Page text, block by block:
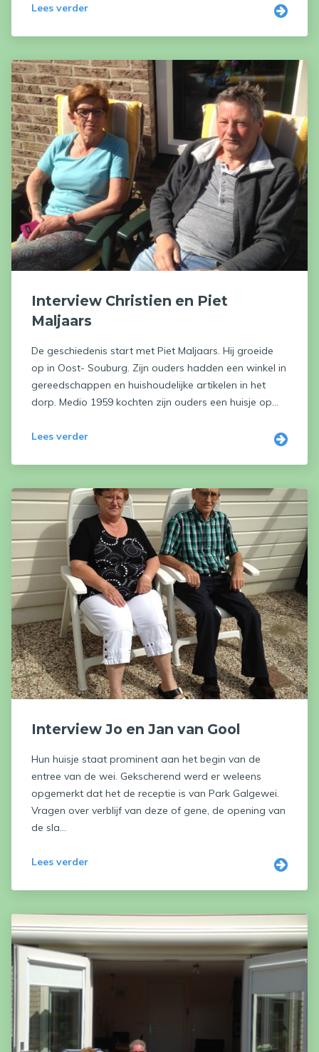
Lees verder
Interview Christien en Piet
Maljaars
De geschiedenis start met Piet Maljaars. Hij groeide
op in Oost- Souburg. Zijn ouders hadden een winkel in
gereedschappen en huishoudelijke artikelen in het
dorp. Medio 1959 kochten zijn ouders een huisje op...
Lees verder
Interview Jo en Jan van Gool
Hun huisje staat prominent aan het begin van de
entree van de wei. Gekscherend werd er weleens
opgemerkt dat het de receptie is van Park Galgewei.
Vragen over verblijf van deze of gene, de opening van
de sla...
Lees verder